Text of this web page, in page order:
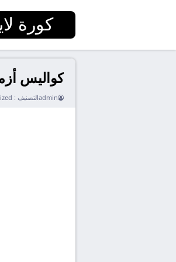
كورة
كواليس
adminالتصنيف :